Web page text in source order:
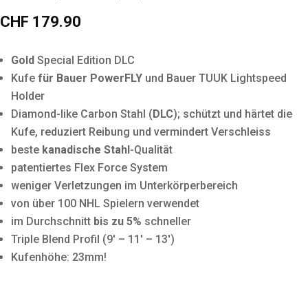
CHF 179.90
Gold Special Edition DLC
Kufe für Bauer PowerFLY und Bauer TUUK Lightspeed
Holder
Diamond-like Carbon Stahl (DLC); schützt und härtet die
Kufe, reduziert Reibung und vermindert Verschleiss
beste kanadische Stahl-Qualität
patentiertes Flex Force System
weniger Verletzungen im Unterkörperbereich
von über 100 NHL Spielern verwendet
im Durchschnitt bis zu 5% schneller
Triple Blend Profil (9′ – 11′ – 13′)
Kufenhöhe: 23mm!